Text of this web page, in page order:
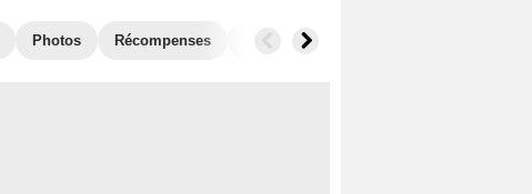
Photos Récompenses Films similaires